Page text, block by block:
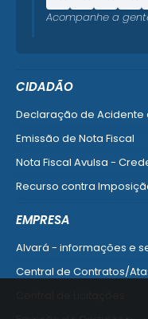
CIDADÃO
Declaração de Acidente
Emissão de Nota Fiscal
Nota Fiscal Avulsa -
Recurso contra
EMPRESA
Alvará - informações e
Central de Contratos/
Acompanhe a